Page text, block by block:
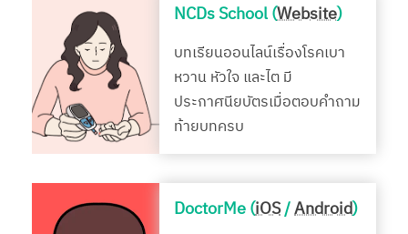
NCDs School (Website)
บทเรียนออนไลน์เรื่องโรคเบา
หวาน หัวใจ และไต มี
ประกาศนียบัตรเมื่อตอบคำถาม
ท้ายบทครบ
DoctorMe (iOS/Android)